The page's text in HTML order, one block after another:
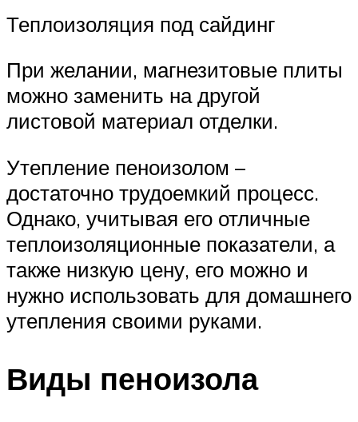
Теплоизоляция под сайдинг
При желании, магнезитовые плиты
можно заменить на другой
листовой материал отделки.
Утепление пеноизолом –
достаточно трудоемкий процесс.
Однако, учитывая его отличные
теплоизоляционные показатели, а
также низкую цену, его можно и
нужно использовать для домашнего
утепления своими руками.
Виды пеноизола